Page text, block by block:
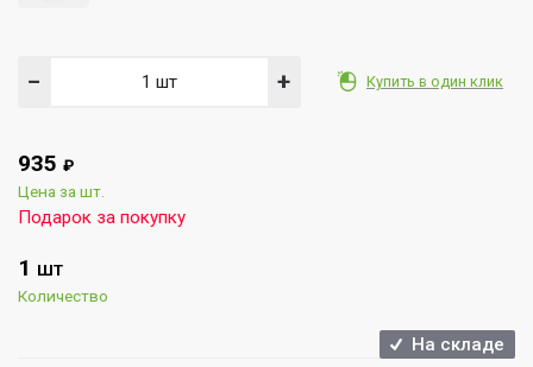
Купить в один клик
− +
935 ₽
Цена за шт.
Подарок за покупку
1 ШТ
Количество
На складе